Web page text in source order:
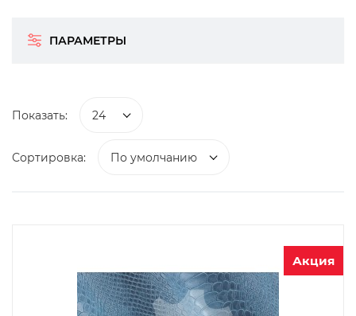
ПАРАМЕТРЫ
Показать: 24
Сортировка: По умолчанию
Акция